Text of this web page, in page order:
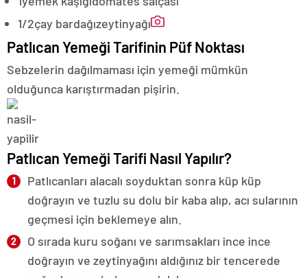
1/2çay bardağızeytinyağı
Patlıcan Yemeği Tarifinin Püf Noktası
Sebzelerin dağılmaması için yemeği mümkün
olduğunca karıştırmadan pişirin.
Patlıcan Yemeği Tarifi Nasıl Yapılır?
Patlıcanları alacalı soyduktan sonra küp küp
doğrayın ve tuzlu su dolu bir kaba alıp, acı sularının
geçmesi için beklemeye alın.
O sırada kuru soğanı ve sarımsakları ince ince
doğrayın ve zeytinyağını aldığınız bir tencerede